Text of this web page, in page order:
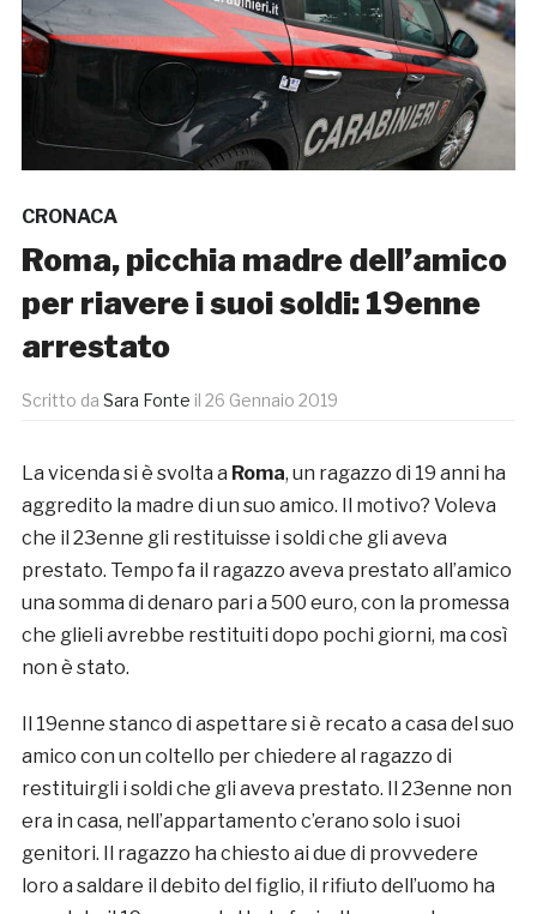
CRONACA
Roma, picchia madre dell’amico
per riavere i suoi soldi: 19enne
arrestato
Scritto da Sara Fonte il 26 Gennaio 2019
La vicenda si è svolta a Roma, un ragazzo di 19 anni ha
aggredito la madre di un suo amico. Il motivo? Voleva
che il 23enne gli restituisse i soldi che gli aveva
prestato. Tempo fa il ragazzo aveva prestato all’amico
una somma di denaro pari a 500 euro, con la promessa
che glieli avrebbe restituiti dopo pochi giorni, ma così
non è stato.
Il 19enne stanco di aspettare si è recato a casa del suo
amico con un coltello per chiedere al ragazzo di
restituirgli i soldi che gli aveva prestato. Il 23enne non
era in casa, nell’appartamento c’erano solo i suoi
genitori. Il ragazzo ha chiesto ai due di provvedere
loro a saldare il debito del figlio, il rifiuto dell’uomo ha